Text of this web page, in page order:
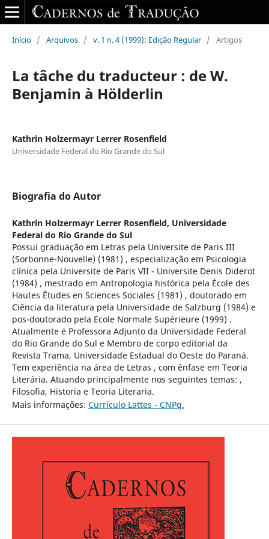
Início / Arquivos / v. 1 n. 4 (1999): Edição Regular / Artigos
La tâche du traducteur : de W.
Benjamin à Hölderlin
Kathrin Holzermayr Lerrer Rosenfield
Universidade Federal do Rio Grande do Sul
Biografia do Autor
Kathrin Holzermayr Lerrer Rosenfield, Universidade
Federal do Rio Grande do Sul
Possui graduação em Letras pela Universite de Paris III
(Sorbonne-Nouvelle) (1981) , especialização em Psicologia
clínica pela Universite de Paris VII - Universite Denis Diderot
(1984) , mestrado em Antropologia histórica pela École des
Hautes Études en Sciences Sociales (1981) , doutorado em
Ciência da literatura pela Universidade de Salzburg (1984) e
pos-doutorado pela Ecole Normale Supérieure (1999) .
Atualmente é Professora Adjunto da Universidade Federal
do Rio Grande do Sul e Membro de corpo editorial da
Revista Trama, Universidade Estadual do Oeste do Paraná.
Tem experiência na área de Letras , com ênfase em Teoria
Literária. Atuando principalmente nos seguintes temas: ,
Filosofia, Historia e Teoria Literaria.
Mais informações: Currículo Lattes - CNPq.